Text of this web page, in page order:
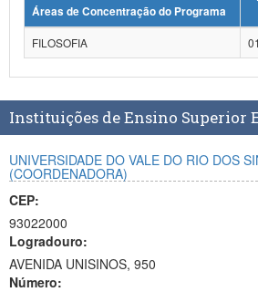
Áreas de Concentração do Programa
FILOSOFIA
Instituições de Ensino Superior
UNIVERSIDADE DO VALE DO RIO DOS
(COORDENADORA)
CEP:
93022000
Logradouro:
AVENIDA UNISINOS, 950
Número: